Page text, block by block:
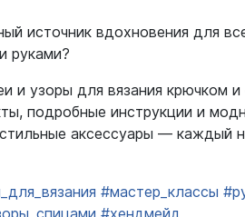
источник вдохновения для
руками?
и узоры для вязания крючком
подробные инструкции и
аксессуары — каждый
#мастер_классы
#хендмейд